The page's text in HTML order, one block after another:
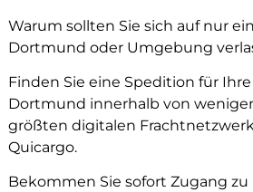
Warum sollten Sie sich auf nur
Dortmund oder Umgebung
Finden Sie eine Spedition für
Dortmund innerhalb von
größten digitalen
Quicargo.
Bekommen Sie sofort Zugang zu